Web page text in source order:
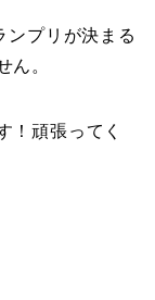
ンプリが決まる
ん。
！頑張ってく